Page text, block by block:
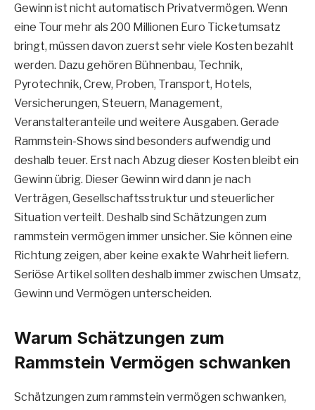
Gewinn ist nicht automatisch Privatvermögen. Wenn
eine Tour mehr als 200 Millionen Euro Ticketumsatz
bringt, müssen davon zuerst sehr viele Kosten bezahlt
werden. Dazu gehören Bühnenbau, Technik,
Pyrotechnik, Crew, Proben, Transport, Hotels,
Versicherungen, Steuern, Management,
Veranstalteranteile und weitere Ausgaben. Gerade
Rammstein-Shows sind besonders aufwendig und
deshalb teuer. Erst nach Abzug dieser Kosten bleibt ein
Gewinn übrig. Dieser Gewinn wird dann je nach
Verträgen, Gesellschaftsstruktur und steuerlicher
Situation verteilt. Deshalb sind Schätzungen zum
rammstein vermögen immer unsicher. Sie können eine
Richtung zeigen, aber keine exakte Wahrheit liefern.
Seriöse Artikel sollten deshalb immer zwischen Umsatz,
Gewinn und Vermögen unterscheiden.
Warum Schätzungen zum
Rammstein Vermögen schwanken
Schätzungen zum rammstein vermögen schwanken,